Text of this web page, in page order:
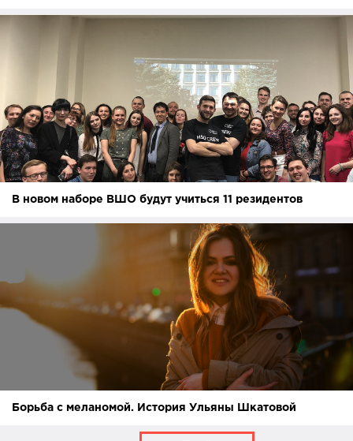
В новом наборе ВШО будут учиться 11 резидентов
Борьба с меланомой. История Ульяны Шкатовой